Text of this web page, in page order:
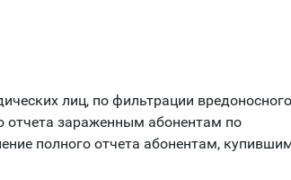
лиц, по фильтрации вредоносного
отчета зараженным абонентам по
полного отчета абонентам,